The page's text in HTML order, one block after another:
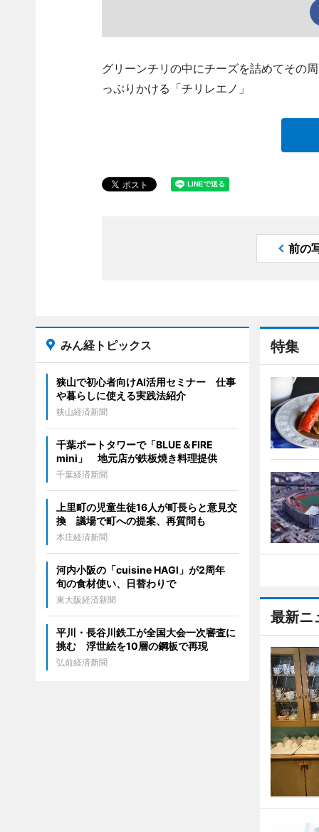
グリーンチリの中にチーズを詰めてその
っぷりかける「チリレエノ」
前の
特集
最新ニ
みん経トピックス
狭山で初心者向けAI活用セミナー 仕事
や暮らしに使える実践法紹介
狭山経済新聞
千葉ポートタワーで「BLUE＆FIRE
mini」 地元店が鉄板焼き料理提供
千葉経済新聞
上里町の児童生徒16人が町長らと意見交
換 議場で町への提案、再質問も
本庄経済新聞
河内小阪の「cuisine HAGI」が2周年
旬の食材使い、日替わりで
東大阪経済新聞
平川・長谷川鉄工が全国大会一次審査に
挑む 浮世絵を10層の鋼板で再現
弘前経済新聞